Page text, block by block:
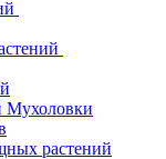
Мухоловки
растений